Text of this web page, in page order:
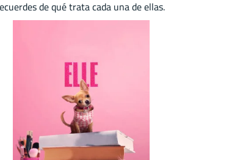
de qué trata cada una de ellas.